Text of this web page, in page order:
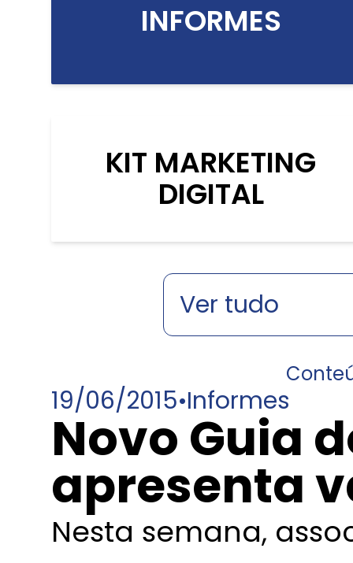
INFORMES
KIT MARKETING
DIGITAL
19/06/2015•Informes
Novo Guia
apresenta
Nesta semana,